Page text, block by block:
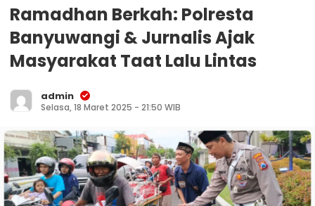
Ramadhan Berkah: Polresta
Banyuwangi & Jurnalis Ajak
Masyarakat Taat Lalu Lintas
admin
Selasa, 18 Maret 2025 - 21:50 WIB